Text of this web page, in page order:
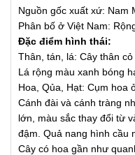
Nguồn gốc xuất xứ: Nam
Phân bố ở Việt Nam:
Đặc điểm hình thái:
Thân, tán, lá: Cây thân
Lá rộng màu xanh bóng
Hoa, Qủa, Hạt: Cụm hoa
Cánh đài và cánh tràng
lớn, màu sắc thay đổi từ
đậm. Quả nang hình cầu
Cây có hoa gần như